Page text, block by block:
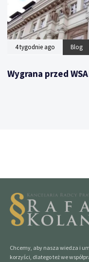
4 tygodnie ago Blog
Wygrana przed
Chcemy, aby nasza wiedza i
korzyści, dlatego też we